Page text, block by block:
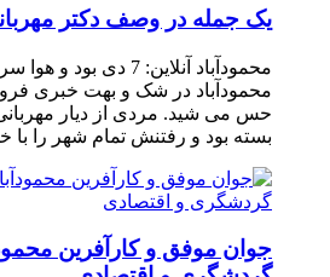
یک جمله در وصف دکتر
محمودآباد آنلاین: 7 دی
محمودآباد در شک و بهت خبری
حس می شید. مردی از دیار
بسته بود و رفتنش تمام شهر را
جوان موفق و کارآفرین